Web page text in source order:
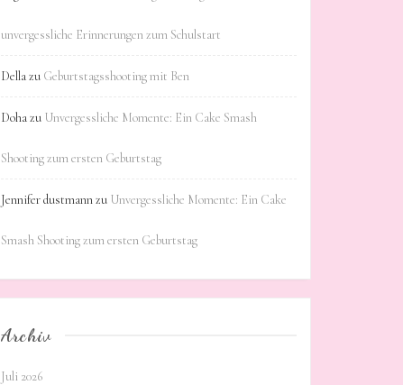
unvergessliche Erinnerungen zum Schulstart
Dellazu Geburtstagsshooting mit Ben
Dohazu Unvergessliche Momente: Ein Cake Smash
Shooting zum ersten Geburtstag
Jennifer dustmannzu Unvergessliche Momente: Ein Cake
Smash Shooting zum ersten Geburtstag
Archiv
Juli 2026